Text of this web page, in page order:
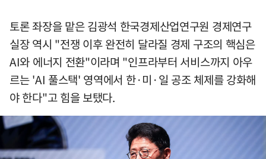
토론 좌장을 맡은 김광석 한국경제산업연구원 경제연구
실장 역시 "전쟁 이후 완전히 달라질 경제 구조의 핵심은
AI와 에너지 전환"이라며 "인프라부터 서비스까지 아우
르는 'AI 풀스택' 영역에서 한·미·일 공조 체제를 강화해
야 한다"고 힘을 보탰다.